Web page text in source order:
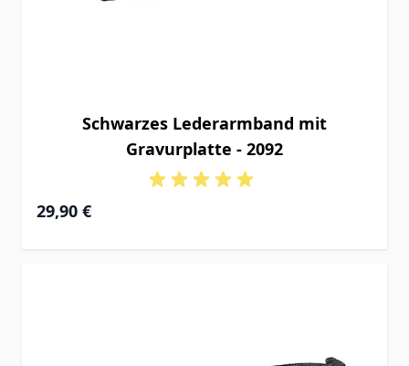
Schwarzes Lederarmband mit
Gravurplatte - 2092
29,90 €